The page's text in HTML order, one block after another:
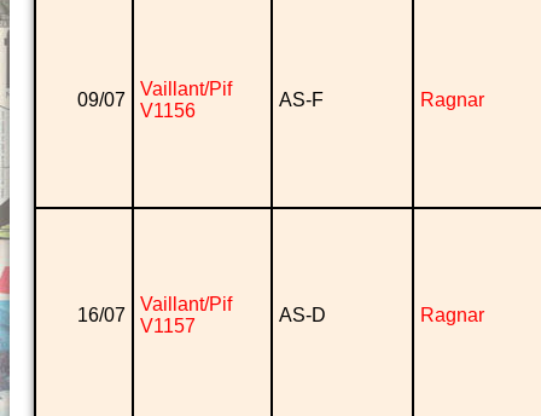
09/07
Vaillant/Pif
V1156
AS-F Ragnar
16/07
Vaillant/Pif
V1157
AS-D Ragnar